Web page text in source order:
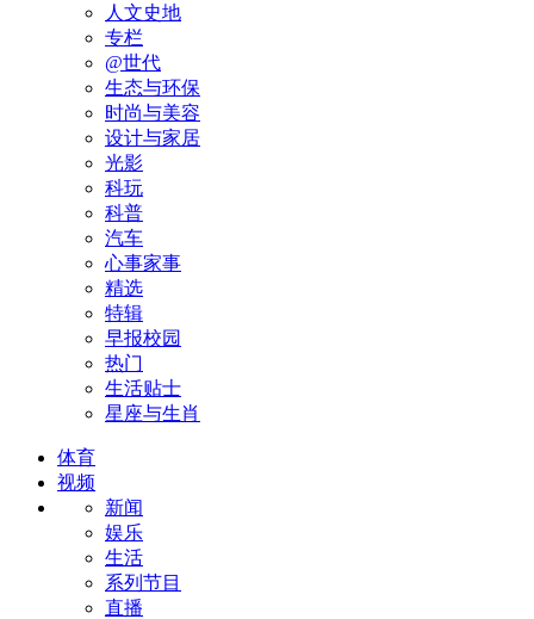
人文史地
专栏
@世代
生态与环保
时尚与美容
设计与家居
光影
科玩
科普
汽车
心事家事
精选
特辑
早报校园
热门
生活贴士
星座与生肖
体育
视频
新闻
娱乐
生活
系列节目
直播